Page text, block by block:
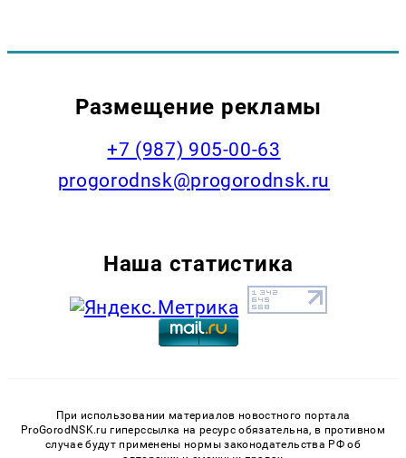
Размещение рекламы
+7 (987) 905-00-63
progorodnsk@progorodnsk.ru
Наша статистика
При использовании материалов новостного портала
ProGorodNSK.ru гиперссылка на ресурс обязательна, в противном
случае будут применены нормы законодательства РФ об